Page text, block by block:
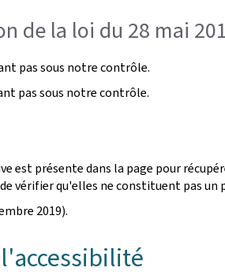
de la loi du 28 mai
pas sous notre contrôle.
pas sous notre contrôle.
présente dans la page pour
vérifier qu'elles ne constituent pas un
2019).